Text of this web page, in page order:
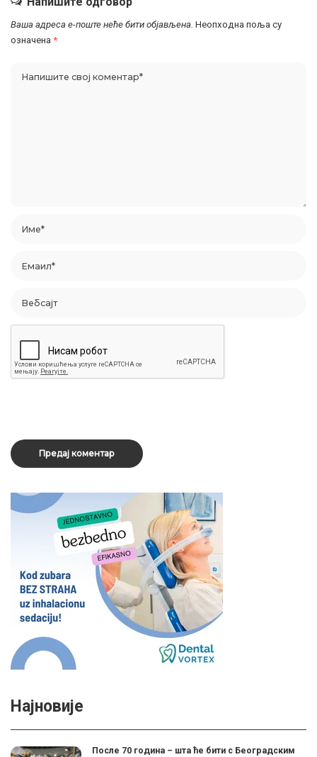
Ваша адреса е-поште неће бити објављена. Неопходна поља су
означена *
Најновије
После 70 година – шта ће бити с Београдским